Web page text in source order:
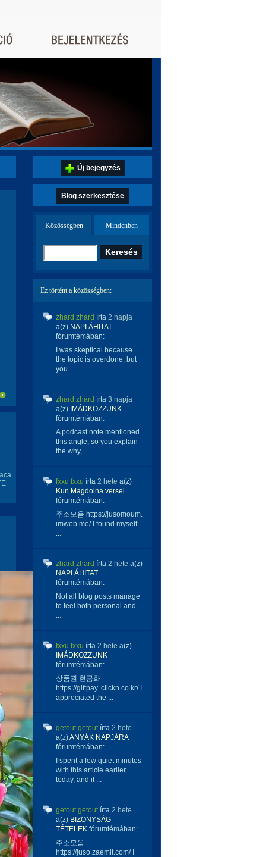
Új bejegyzés
Blog szerkesztése
Közösségben Mindenben
Ez történt a közösségben:
zhard zhard írta 2 napja
a(z) NAPI ÁHITAT
fórumtémában:
I was skeptical because
the topic is overdone, but
you ...
zhard zhard írta 3 napja
a(z) IMÁDKOZZUNK
fórumtémában:
A podcast note mentioned
this angle, so you explain
the why, ...
fxxu fxxu írta 2 hete a(z)
Kun Magdolna versei
fórumtémában:
주소모음 https://jusomoum.
imweb.me/ I found myself
...
zhard zhard írta 2 hete a(z)
NAPI ÁHITAT
fórumtémában:
Not all blog posts manage
to feel both personal and
...
fxxu fxxu írta 2 hete a(z)
IMÁDKOZZUNK
fórumtémában:
상품권 현금화
https://giftpay. clickn.co.kr/ I
appreciated the ...
getout getoutírta 2 hete
a(z)ANYÁK NAPJÁRA
fórumtémában:
I spent a few quiet minutes
with this article earlier
today, and it ...
getout getoutírta 2 hete
a(z) BIZONYSÁG
TÉTELEK fórumtémában:
주소모음
https://juso.zaemit.com/ I